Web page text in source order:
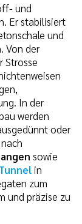
und
Er stabilisiert
und
Von der
Strosse
In der
werden
oder
sowie
in
zum
und präzise zu